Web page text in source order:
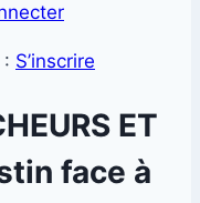
S’inscrire
ET
face à